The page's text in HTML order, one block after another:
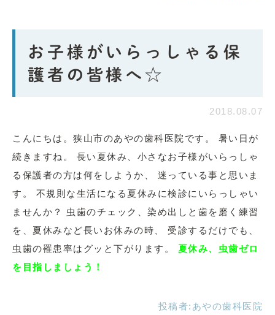
お子様がいらっしゃる保
護者の皆様へ☆
2018.08.07
こんにちは。狭山市のあやの歯科医院です。 暑い日が
続きますね。 長い夏休み、小さなお子様がいらっしゃ
る保護者の方は何をしようか、 迷っている事と思いま
す。 不規則な生活になる夏休みに検診にいらっしゃい
ませんか？ 虫歯のチェック、染め出しと歯を磨く練習
を、夏休みなど長いお休みの時、 受診するだけでも、
虫歯の罹患率はグッと下がります。 夏休み、虫歯ゼロ
を目指しましょう！
投稿者: あやの歯科医院